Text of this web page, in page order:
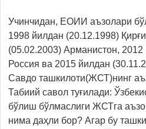
Учинчидан, ЕОИИ аъзолари
1998 йилдан (20.12.1998)
(05.02.2003) Арманистон,
Россия ва 2015 йилдан
Савдо ташкилоти(ЖСТ)нинг
Табиий савол туғилади:
бўлиш бўлмаслиги ЖСТга
нима даҳли бор? Агар бу